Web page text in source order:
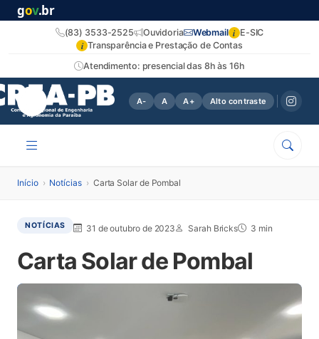
gov.br
Atendimento: presencial das 8h às 16h
(83) 3533-2525 Ouvidoria Webmail i E-SIC
i Transparência e Prestação de Contas
A- A A+ Alto contraste
Início › Notícias › Carta Solar de Pombal
NOTÍCIAS 31 de outubro de 2023 Sarah Bricks 3 min
Carta Solar de Pombal